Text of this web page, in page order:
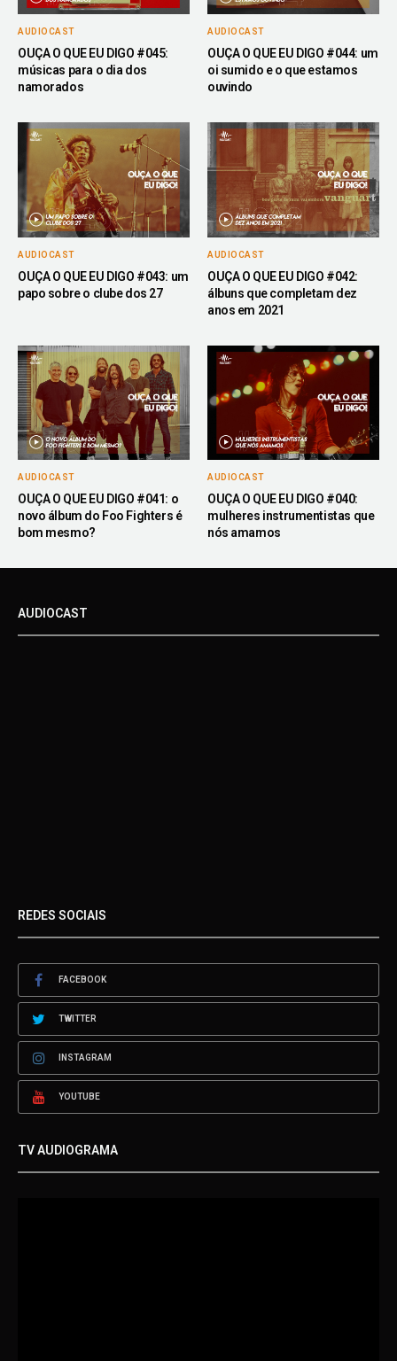
AUDIOCAST
OUÇA O QUE EU DIGO #045:
músicas para o dia dos
namorados
AUDIOCAST
OUÇA O QUE EU DIGO #044: um
oi sumido e o que estamos
ouvindo
AUDIOCAST
OUÇA O QUE EU DIGO #043: um
papo sobre o clube dos 27
AUDIOCAST
OUÇA O QUE EU DIGO #042:
álbuns que completam dez
anos em 2021
AUDIOCAST
OUÇA O QUE EU DIGO #041: o
novo álbum do Foo Fighters é
bom mesmo?
AUDIOCAST
OUÇA O QUE EU DIGO #040:
mulheres instrumentistas que
nós amamos
AUDIOCAST
REDES SOCIAIS
FACEBOOK
TWITTER
INSTAGRAM
YOUTUBE
TV AUDIOGRAMA